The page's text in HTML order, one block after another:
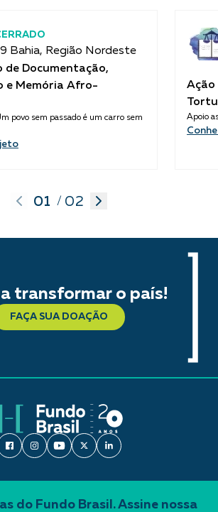
Bahia, Região Nordeste
de Documentação,
e Memória Afro-
povo sem passado é um carro sem
Ação
Apoio
01 / 02
transformar o país!
FAÇA SUA DOAÇÃO
do Fundo Brasil. Assine nossa